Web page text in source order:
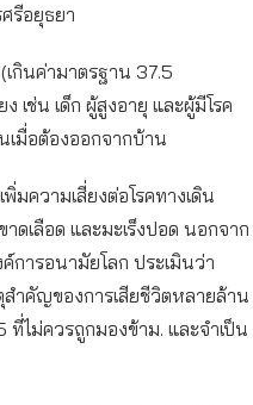
รีอยุธยา
กินค่ามาตรฐาน 37.5
เช่น เด็ก ผู้สูงอายุ และผู้มีโรค
เมื่อต้องออกจากบ้าน
มความเสี่ยงต่อโรคทางเดิน
ดเลือด และมะเร็งปอด นอกจาก
การอนามัยโลก ประเมินว่า
ำคัญของการเสียชีวิตหลายล้าน
ไม่ควรถูกมองข้าม. และจำเป็น